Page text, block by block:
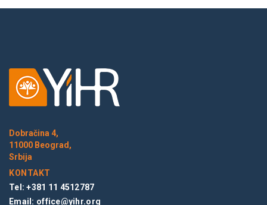
Dobračina 4,
11000 Beograd,
Srbija
KONTAKT
Tel: +381 11 4512787
Email: office@yihr.org